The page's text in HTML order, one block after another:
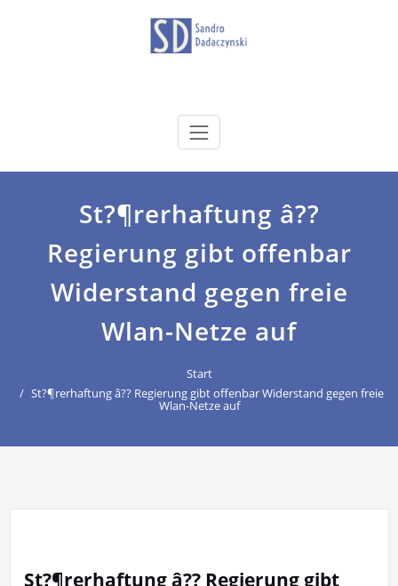
dadaczynski.de
St?¶rerhaftung â??
Regierung gibt offenbar
Widerstand gegen freie
Wlan-Netze auf
Start
St?¶rerhaftung â?? Regierung gibt offenbar Widerstand gegen freie
Wlan-Netze auf
St?¶rerhaftung â?? Regierung gibt